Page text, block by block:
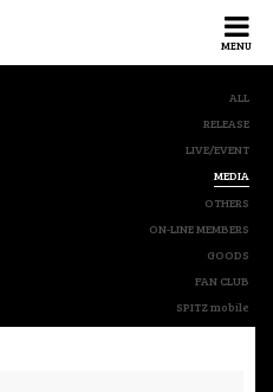
MENU
ALL
RELEASE
LIVE/EVENT
MEDIA
OTHERS
ON-LINE MEMBERS
GOODS
FAN CLUB
SPITZ mobile